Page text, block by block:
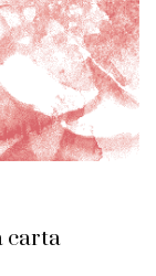
carta